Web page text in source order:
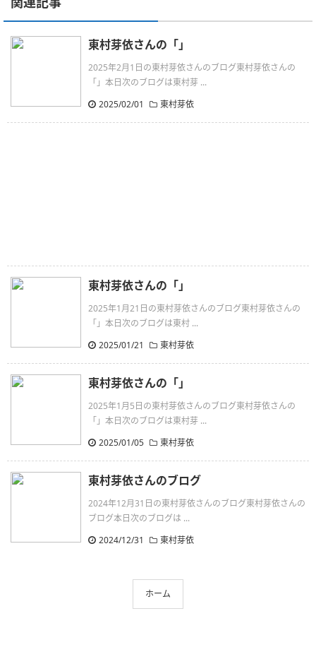
東村芽依さんの「」
2025年2月1日の東村芽依さんのブログ東村芽依さんの
「」本日次のブログは東村芽 ...
2025/02/01
東村芽依
東村芽依さんの「」
2025年1月21日の東村芽依さんのブログ東村芽依さんの
「」本日次のブログは東村 ...
2025/01/21
東村芽依
東村芽依さんの「」
2025年1月5日の東村芽依さんのブログ東村芽依さんの
「」本日次のブログは東村芽 ...
2025/01/05
東村芽依
東村芽依さんのブログ
2024年12月31日の東村芽依さんのブログ東村芽依さんの
ブログ本日次のブログは ...
2024/12/31
東村芽依
ホーム